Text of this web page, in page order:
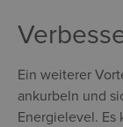
Ein weiterer
ankurbeln und
Energielevel.